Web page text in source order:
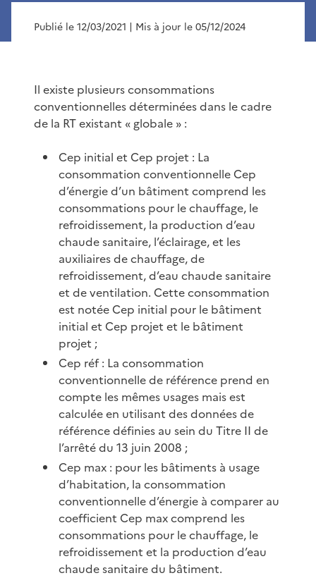
Publié le 12/03/2021 | Mis à jour le 05/12/2024
Il existe plusieurs consommations
conventionnelles déterminées dans le cadre
de la RT existant « globale » :
Cep initial et Cep projet : La
consommation conventionnelle Cep
d’énergie d’un bâtiment comprend les
consommations pour le chauffage, le
refroidissement, la production d’eau
chaude sanitaire, l’éclairage, et les
auxiliaires de chauffage, de
refroidissement, d’eau chaude sanitaire
et de ventilation. Cette consommation
est notée Cep initial pour le bâtiment
initial et Cep projet et le bâtiment
projet ;
Cep réf : La consommation
conventionnelle de référence prend en
compte les mêmes usages mais est
calculée en utilisant des données de
référence définies au sein du Titre II de
l’arrêté du 13 juin 2008 ;
Cep max : pour les bâtiments à usage
d’habitation, la consommation
conventionnelle d’énergie à comparer au
coefficient Cep max comprend les
consommations pour le chauffage, le
refroidissement et la production d’eau
chaude sanitaire du bâtiment.